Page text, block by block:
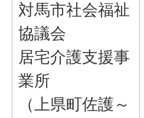
対馬市社会福祉
協議会
居宅介護支援事
業所
（上県町佐護～